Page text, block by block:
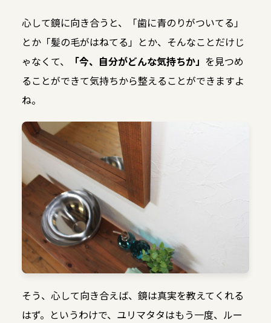
心して鏡に向き合うと、「歯に青のりがついてる」
とか「髪の毛がはねてる」とか、そんなことだけじ
ゃなくて、
「今、自分がどんな気持ちか」 を見つめ
ることができて気持ちから整えることができますよ
ね。
そう、心して向き合えば、鏡は真実を教えてくれる
はず。というわけで、ユリマタタはもう一度、ルー